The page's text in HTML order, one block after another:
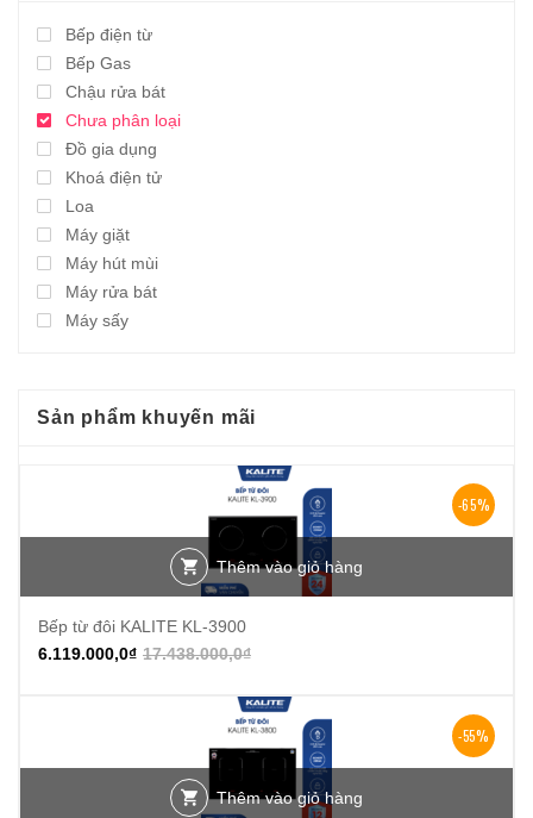
Bếp điện từ
Bếp Gas
Chậu rửa bát
Chưa phân loại
Đồ gia dụng
Khoá điện tử
Loa
Máy giặt
Máy hút mùi
Máy rửa bát
Máy sấy
Sản phẩm khuyến mãi
-65%
Thêm vào giỏ hàng
Bếp từ đôi KALITE KL-3900
17.438.000,0₫
6.119.000,0₫
-55%
Thêm vào giỏ hàng